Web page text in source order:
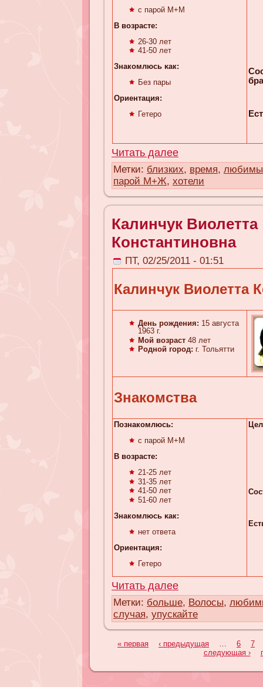
с парой М+М
В возрасте:
26-30 лет
41-50 лет
Знакомлюсь κaк:
Без пары
Ориентация:
Гетеро
Читать далее
Метки: близких, время,
парой М+Ж, хотели
Калинчук Виолетта
Константиновна
ПТ, 02/25/2011 - 01:51
Калинчук Виолетта
День рождения: 15 августа
1963 г.
Мой возраст 48 лет
Родной город: г. Тольятти
Знакомства
Познакомлюсь:
с парой М+М
В возрасте:
21-25 лет
31-35 лет
41-50 лет
51-60 лет
Знакомлюсь κaк:
нет ответа
Ориентация:
Гетеро
Читать далее
Метки: больше, Волосы,
случая, упускaйте
« первая ‹ предыдущая 6
7
следующая ›